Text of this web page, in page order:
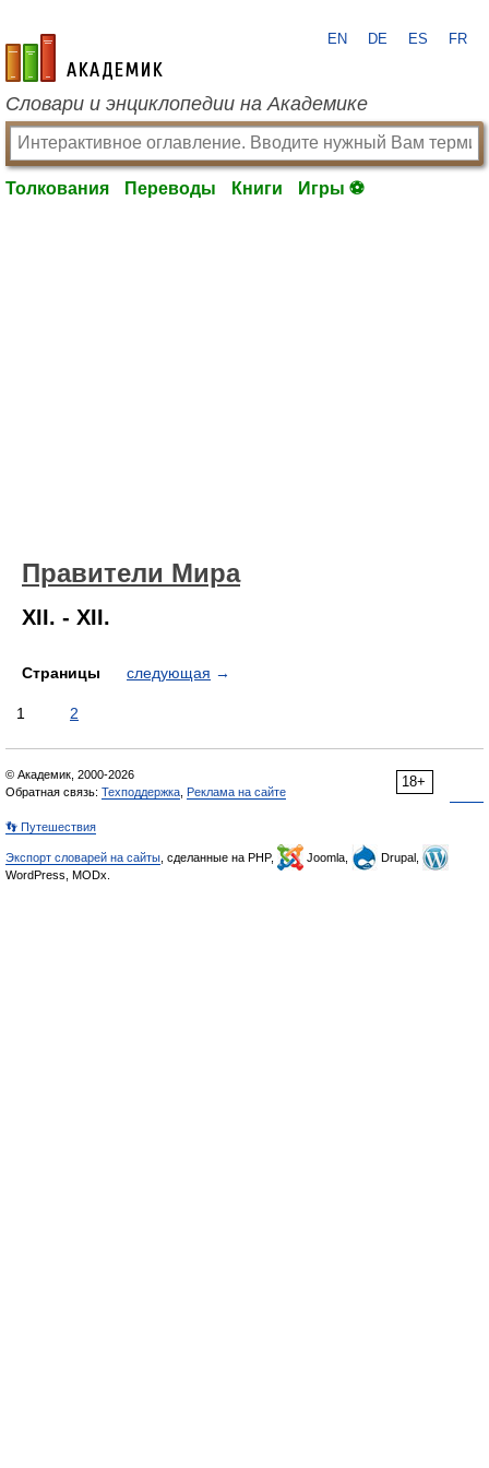
academic.ru
EN DE ES FR
Словари и энциклопедии на Академике
Толкования Переводы Книги Игры ⚽
Правители Мира
XII. - XII.
Страницы следующая →
1 2
18+
© Академик, 2000-2026
Обратная связь: Техподдержка Реклама на сайте
👣 Путешествия
Экспорт словарей на сайты , сделанные на PHP, Joomla,
Drupal,
WordPress, MODx.